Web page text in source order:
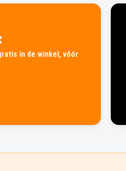
in de winkel, vóór